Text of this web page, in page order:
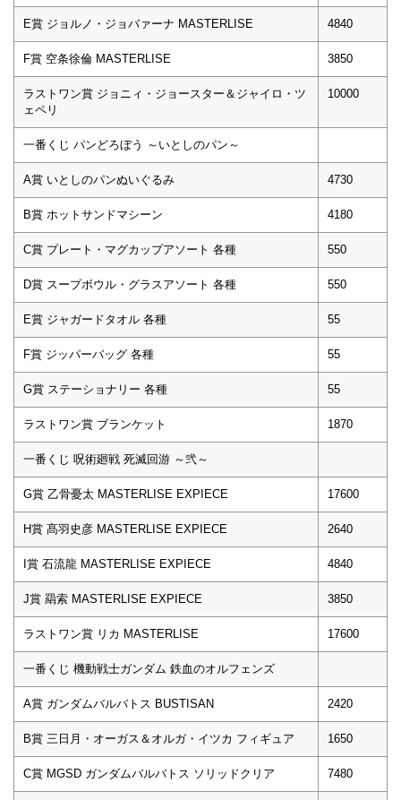
E賞 ジョルノ・ジョバァーナ MASTERLISE 4840
F賞 空条徐倫 MASTERLISE 3850
ラストワン賞 ジョニィ・ジョースター＆ジャイロ・ツ
ェペリ
10000
一番くじ パンどろぼう ～いとしのパン～
A賞 いとしのパンぬいぐるみ 4730
B賞 ホットサンドマシーン 4180
C賞 プレート・マグカップアソート 各種 550
D賞 スープボウル・グラスアソート 各種 550
E賞 ジャガードタオル 各種 55
F賞 ジッパーバッグ 各種 55
G賞 ステーショナリー 各種 55
ラストワン賞 ブランケット 1870
一番くじ 呪術廻戦 死滅回游 ～弐～
G賞 乙骨憂太 MASTERLISE EXPIECE 17600
H賞 髙羽史彦 MASTERLISE EXPIECE 2640
I賞 石流龍 MASTERLISE EXPIECE 4840
J賞 羂索 MASTERLISE EXPIECE 3850
ラストワン賞 リカ MASTERLISE 17600
一番くじ 機動戦士ガンダム 鉄血のオルフェンズ
A賞 ガンダムバルバトス BUSTISAN 2420
B賞 三日月・オーガス＆オルガ・イツカ フィギュア 1650
C賞 MGSD ガンダムバルバトス ソリッドクリア 7480